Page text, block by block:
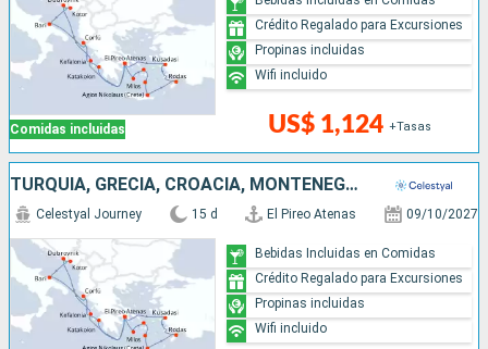
Comidas incluidas US$ 1,124 +Tasas
Crédito Regalado para Excursiones
Propinas incluidas
Wifi incluido
TURQUÍA, GRECIA, CROACIA, MONTENEGRO, ITALIA
Celestyal Journey 15 d El Pireo Atenas 09/10/2027
Bebidas Incluidas en Comidas
Crédito Regalado para Excursiones
Propinas incluidas
Wifi incluido